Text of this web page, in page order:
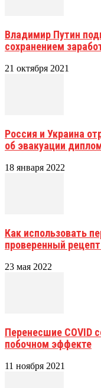
Владимир Путин
сохранением
21 октября 2021
Россия и Украина
об эвакуации
18 января 2022
Как использовать
проверенный
23 мая 2022
Перенесшие COVID
побочном эффекте
11 ноября 2021